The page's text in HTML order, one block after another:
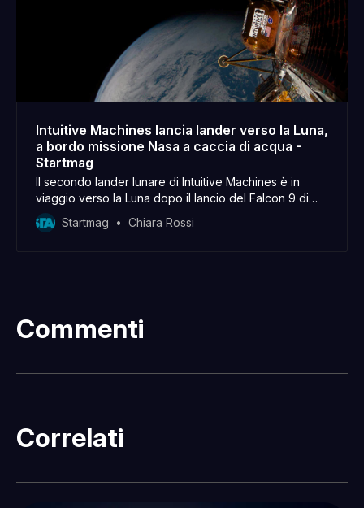
Intuitive Machines lancia lander verso la Luna,
a bordo missione Nasa a caccia di acqua -
Startmag
Il secondo lander lunare di Intuitive Machines è in
viaggio verso la Luna dopo il lancio del Falcon 9 di
SpaceX del 26 febbraio
Startmag Chiara Rossi
Commenti
Correlati